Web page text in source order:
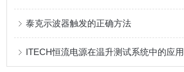
泰克示波器触发的正确方法
ITECH恒流电源在温升测试系统中的应用